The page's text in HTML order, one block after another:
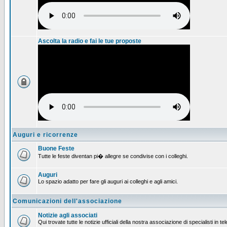
Ascolta la radio e fai le tue proposte
Auguri e ricorrenze
Buone Feste
Tutte le feste diventan pi� allegre se condivise con i colleghi.
Auguri
Lo spazio adatto per fare gli auguri ai colleghi e agli amici.
Comunicazioni dell'associazione
Notizie agli associati
Qui trovate tutte le notizie ufficiali della nostra associazione di specialisti in